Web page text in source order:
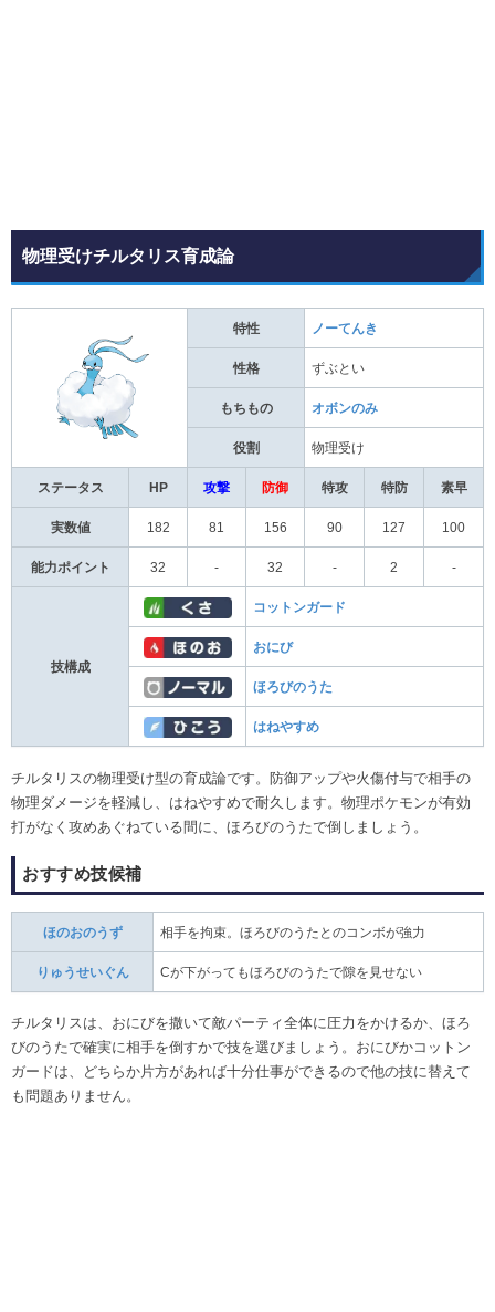
物理受けチルタリス育成論
特性 ノーてんき
性格 ずぶとい
もちもの オボンのみ
役割 物理受け
ステータス HP 攻撃 防御 特攻 特防 素早
実数値 182 81 156 90 127 100
能力ポイント 32 - 32 - 2 -
技構成
コットンガード
おにび
ほろびのうた
はねやすめ
チルタリスの物理受け型の育成論です。防御アップや火傷付与で相手の
物理ダメージを軽減し、はねやすめで耐久します。物理ポケモンが有効
打がなく攻めあぐねている間に、ほろびのうたで倒しましょう。
おすすめ技候補
ほのおのうず 相手を拘束。ほろびのうたとのコンボが強力
りゅうせいぐん Cが下がってもほろびのうたで隙を見せない
チルタリスは、おにびを撒いて敵パーティ全体に圧力をかけるか、ほろ
びのうたで確実に相手を倒すかで技を選びましょう。おにびかコットン
ガードは、どちらか片方があれば十分仕事ができるので他の技に替えて
も問題ありません。